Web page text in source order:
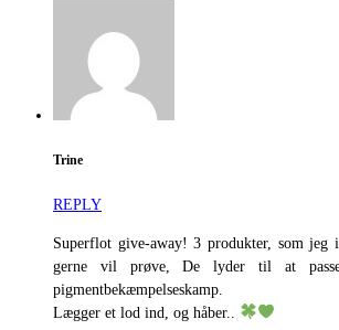
Trine
REPLY
Superflot give-away! 3 produkter, som jeg
gerne vil prøve, De lyder til at
pigmentbekæmpelseskamp.
Lægger et lod ind, og håber..